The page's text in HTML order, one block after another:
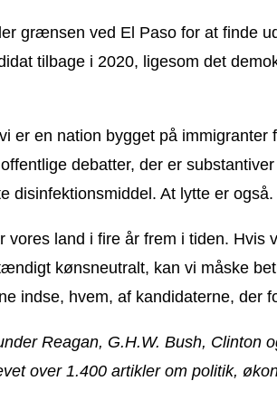
grænsen ved El Paso for at finde
tilbage i 2020, ligesom det
er en nation bygget på
debatter, der er
disinfektionsmiddel. At lytte er også.
land i fire år frem i tiden. Hvis
kønsneutralt, kan vi måske
indse, hvem, af kandidaterne, der
Reagan, G.H.W. Bush, Clinton
over 1.400 artikler om politik,